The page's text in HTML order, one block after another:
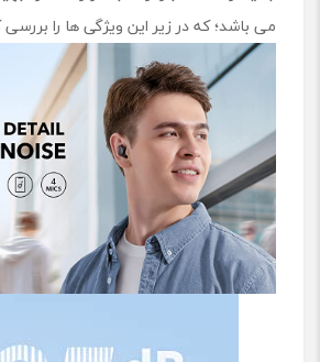
می باشد؛ که در زیر این ویژگی ها را بررسی